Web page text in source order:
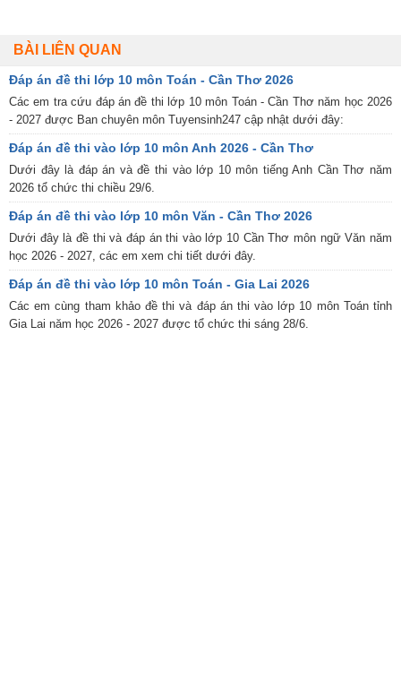
BÀI LIÊN QUAN
Đáp án đề thi lớp 10 môn Toán - Cần Thơ 2026
Các em tra cứu đáp án đề thi lớp 10 môn Toán - Cần Thơ năm học 2026
- 2027 được Ban chuyên môn Tuyensinh247 cập nhật dưới đây:
Đáp án đề thi vào lớp 10 môn Anh 2026 - Cần Thơ
Dưới đây là đáp án và đề thi vào lớp 10 môn tiếng Anh Cần Thơ năm
2026 tổ chức thi chiều 29/6.
Đáp án đề thi vào lớp 10 môn Văn - Cần Thơ 2026
Dưới đây là đề thi và đáp án thi vào lớp 10 Cần Thơ môn ngữ Văn năm
học 2026 - 2027, các em xem chi tiết dưới đây.
Đáp án đề thi vào lớp 10 môn Toán - Gia Lai 2026
Các em cùng tham khảo đề thi và đáp án thi vào lớp 10 môn Toán tỉnh
Gia Lai năm học 2026 - 2027 được tổ chức thi sáng 28/6.